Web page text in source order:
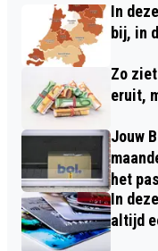
In
bij, in
Zo
eruit,
Jouw
het
In
altijd